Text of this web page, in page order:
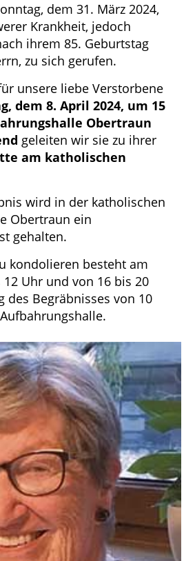
dem 31. März 2024,
Krankheit, jedoch
ihrem 85. Geburtstag
zu sich gerufen.
unsere liebe Verstorbene
dem 8. April 2024, um 15
Obertraun
geleiten wir sie zu ihrer
am katholischen
wird in der katholischen
Obertraun ein
gehalten.
kondolieren besteht am
Uhr und von 16 bis 20
des Begräbnisses von 10